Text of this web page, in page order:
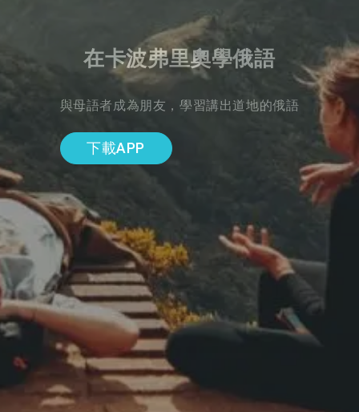
在卡波弗里奧學俄語
與母語者成為朋友，學習講出道地的俄語
下載APP